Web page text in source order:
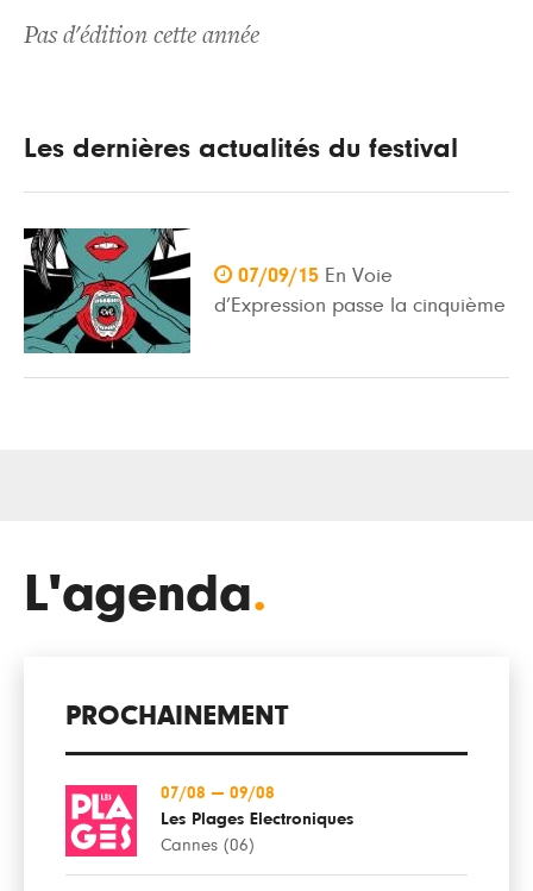
Pas d'édition cette année
Les dernières actualités du festival
 07/09/15 En Voie
d’Expression passe la cinquième
L'agenda.
PROCHAINEMENT
07/08 — 09/08
Les Plages Electroniques
Cannes (06)